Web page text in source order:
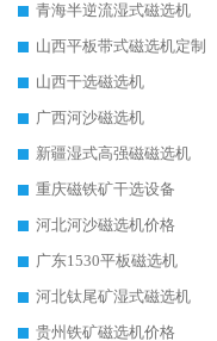
青海半逆流湿式磁选机
山西平板带式磁选机定制
山西干选磁选机
广西河沙磁选机
新疆湿式高强磁磁选机
重庆磁铁矿干选设备
河北河沙磁选机价格
广东1530平板磁选机
河北钛尾矿湿式磁选机
贵州铁矿磁选机价格